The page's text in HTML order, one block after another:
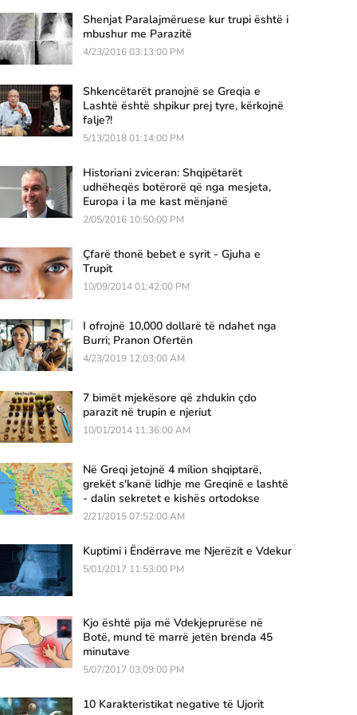
Shenjat Paralajmëruese kur trupi është i
mbushur me Parazitë
4/23/2016 03:13:00 PM
Shkencëtarët pranojnë se Greqia e
Lashtë është shpikur prej tyre, kërkojnë
falje?!
5/13/2018 01:14:00 PM
Historiani zviceran: Shqipëtarët
udhëheqës botërorë që nga mesjeta,
Europa i la me kast mënjanë
2/05/2016 10:50:00 PM
Çfarë thonë bebet e syrit - Gjuha e
Trupit
10/09/2014 01:42:00 PM
I ofrojnë 10,000 dollarë të ndahet nga
Burri; Pranon Ofertën
4/23/2019 12:03:00 AM
7 bimët mjekësore që zhdukin çdo
parazit në trupin e njeriut
10/01/2014 11:36:00 AM
Në Greqi jetojnë 4 milion shqiptarë,
grekët s'kanë lidhje me Greqinë e lashtë
- dalin sekretet e kishës ortodokse
2/21/2015 07:52:00 AM
Kuptimi i Ëndërrave me Njerëzit e Vdekur
5/01/2017 11:53:00 PM
Kjo është pija më Vdekjeprurëse në
Botë, mund të marrë jetën brenda 45
minutave
5/07/2017 03:09:00 PM
10 Karakteristikat negative të Ujorit